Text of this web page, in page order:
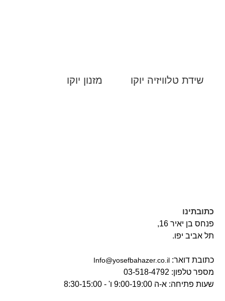
שידת טלוויזיה יוקו מזנון יוקו
כתובתינו
פנחס בן יאיר 16,
תל אביב יפו.
כתובת דואר:‫Info@yosefbahazer.co.il‬
מספר טלפון: 03-518-4792
שעות פתיחה: א-ה 9:00-19:00 ו' - 8:30-15:00